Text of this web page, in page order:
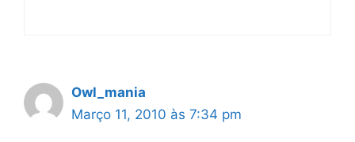
Owl_mania
Março 11, 2010 às 7:34 pm